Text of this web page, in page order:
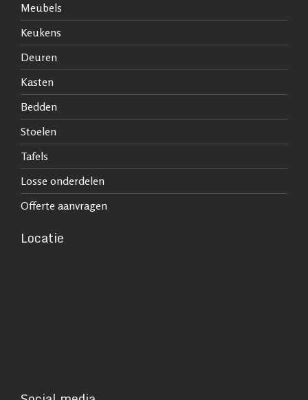
Meubels
Keukens
Deuren
Kasten
Bedden
Stoelen
Tafels
Losse onderdelen
Offerte aanvragen
Locatie